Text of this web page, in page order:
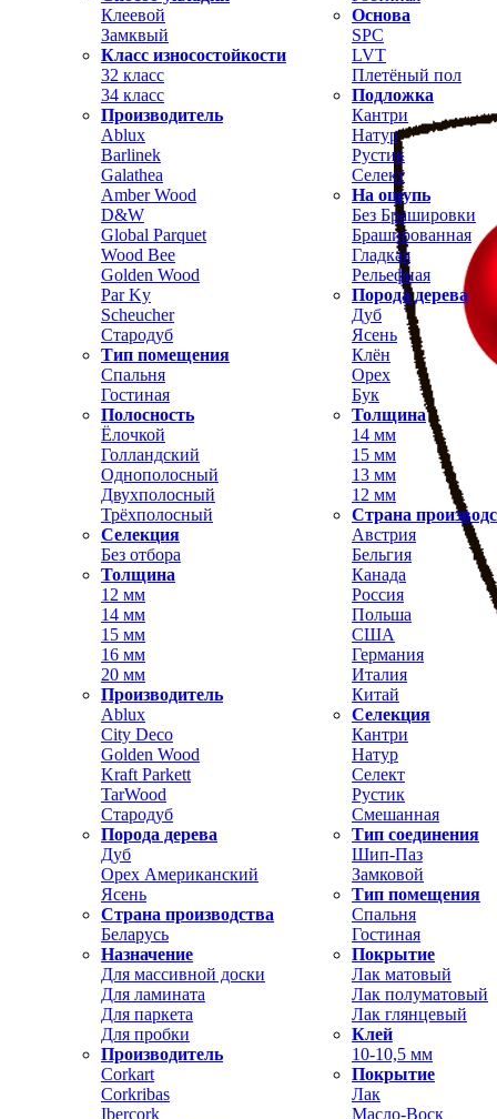
Клеевой
Замквый
Класс износостойкости
32 класс
34 класс
Основа
SPC
LVT
Плетёный пол
Подложка
Производитель
Ablux
Barlinek
Galathea
Amber Wood
D&W
Global Parquet
Wood Bee
Golden Wood
Par Ky
Scheucher
Стародуб
Тип помещения
Спальня
Гостиная
Полосность
Ёлочкой
Голландский
Однополосный
Двухполосный
Трёхполосный
Селекция
Без отбора
Кантри
Натур
Рустик
Селект
На ощупь
Без Брашировки
Брашированная
Гладкая
Рельефная
Порода дерева
Дуб
Ясень
Клён
Орех
Бук
Толщина
14 мм
15 мм
13 мм
12 мм
Страна
Австрия
Бельгия
Толщина
12 мм
14 мм
15 мм
16 мм
20 мм
Производитель
Ablux
City Deco
Golden Wood
Kraft Parkett
TarWood
Стародуб
Порода дерева
Дуб
Орех Американский
Ясень
Страна производства
Беларусь
Канада
Россия
Польша
США
Германия
Италия
Китай
Селекция
Кантри
Натур
Селект
Рустик
Смешанная
Тип соединения
Шип-Паз
Замковой
Тип помещения
Спальня
Гостиная
Назначение
Для массивной доски
Для ламината
Для паркета
Для пробки
Покрытие
Лак матовый
Лак полуматовый
Лак глянцевый
Клей
Производитель
Corkart
Corkribas
Ibercork
10-10,5 мм
Покрытие
Лак
Масло-Воск